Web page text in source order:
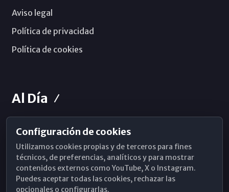
Aviso legal
Política de privacidad
Política de cookies
Al Día
Horarios de Misa
Hemeroteca
WhatsApp
Configuración de cookies
Utilizamos cookies propias y de terceros para fines
técnicos, de preferencias, analíticos y para mostrar
contenidos externos como YouTube, X o Instagram.
Puedes aceptar todas las cookies, rechazar las
opcionales o configurarlas.